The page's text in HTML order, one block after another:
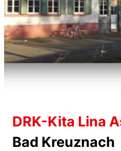
DRK-Kita Lina
Bad Kreuznach